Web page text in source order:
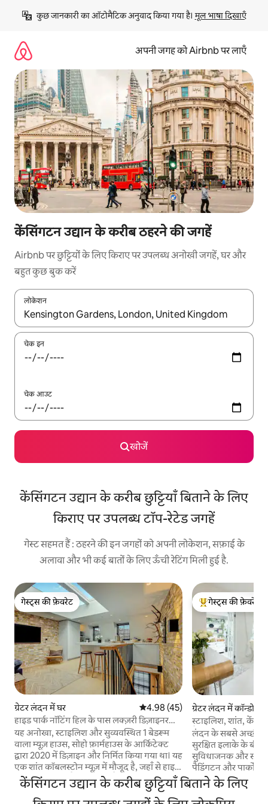
छोड़कर
कॉन्टेंट
कुछ जानकारी का ऑटोमैटिक अनुवाद किया गया है। मूल भाषा दिखाएँ
अपनी जगह को Airbnb पर लाएँ
केंसिंगटन उद्यान के करीब ठहरने की जगहें
Airbnb पर छुट्टियों के लिए किराए पर उपलब्ध अनोखी जगहें, घर और
बहुत कुछ बुक करें
लोकेशन
नतीजों के उपलब्ध होने पर, अप और डाउन 'ऐरो की' का इस्तेमाल करके नेविगेट
चेक इन
चेक आउट
खोजें
केंसिंगटन उद्यान के करीब छुट्टियाँ बिताने के लिए
किराए पर उपलब्ध टॉप-रेटेड जगहें
गेस्ट सहमत हैं : ठहरने की इन जगहों को अपनी लोकेशन, सफ़ाई के
अलावा और भी कई बातों के लिए ऊँची रेटिंग मिली हुई है.
गेस्ट्स की फ़ेवरेट
गेस्ट्स की फ़ेवरेट
ग्रेटर लंदन में घर औसत रेटिंग 5 में से 4.98, 45 समीक्षाएँ
4.98 (45)
हाइड पार्क नॉटिंग हिल के पास लक्ज़री डिज़ाइनर
म्यूज़ अपार्टमेंट
यह अनोखा, स्टाइलिश और सुव्यवस्थित 1 बेडरूम
वाला म्यूज़ हाउस, सोहो फ़ार्महाउस के आर्किटेक्ट
द्वारा 2020 में डिज़ाइन और निर्मित किया गया था। यह
एक शांत कॉबलस्टोन म्यूज़ में मौजूद है, जहाँ से हाइड
पार्क 2 मिनट की पैदल दूरी पर है और नॉटिंग हिल में
मौजूद पोर्टोबेलो मार्केट 15 मिनट की दूरी पर है। यहाँ
एक आधुनिक, रोशन लिविंग एरिया है और एक शांत
गेस्ट्स का टॉप फ़ेवरेट
गेस्ट्स की फ़ेवरेट
ग्रेटर लंदन में कॉन्डो
स्टाइलिश, शांत, केंद्र
पैडिंगटन
लंदन के सबसे अच्छी
सुरक्षित इलाके के
सुविधाजनक और
पैडिंगटन और पार्कों से
के बीचों-बीच सीधे
और सुंदर है, जिसमें 2
पूरी तरह सुसज्जित
केंसिंगटन उद्यान के करीब छुट्टियाँ बिताने के लिए